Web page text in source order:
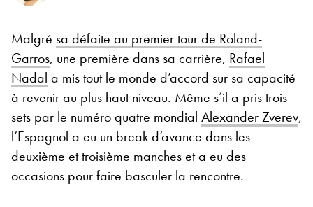
Malgré sa défaite au premier tour de Roland-
Garros, une première dans sa carrière, Rafael
Nadal a mis tout le monde d’accord sur sa capacité
à revenir au plus haut niveau. Même s’il a pris trois
sets par le numéro quatre mondial Alexander Zverev,
l’Espagnol a eu un break d’avance dans les
deuxième et troisième manches et a eu des
occasions pour faire basculer la rencontre.